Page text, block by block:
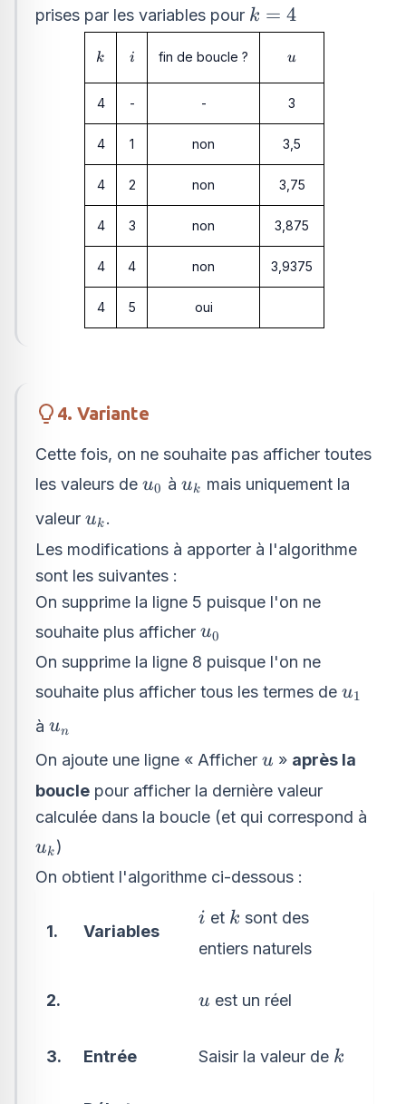
prises par les variables pour k=4
k = 4
k
k i
i fin de boucle ? u
u
4 - - 3
4 1 non 3,5
4 2 non 3,75
4 3 non 3,875
4 4 non 3,9375
4 5 oui
4. Variante
Cette fois, on ne souhaite pas afficher toutes
les valeurs de u_{0}
u0 à u_{k}
uk mais uniquement la
valeur u_{k}
uk .
Les modifications à apporter à l'algorithme
sont les suivantes :
On supprime la ligne 5 puisque l'on ne
souhaite plus afficher u_{0}
u0
On supprime la ligne 8 puisque l'on ne
souhaite plus afficher tous les termes de u_{1}
u1
à u_{n}
un
On ajoute une ligne « Afficher u
u » après la
boucle pour afficher la dernière valeur
calculée dans la boucle (et qui correspond à
u_{k}
uk )
On obtient l'algorithme ci-dessous :
1. Variables
i
i et k
k sont des
entiers naturels
2. u
u est un réel
3. Entrée Saisir la valeur de k
k